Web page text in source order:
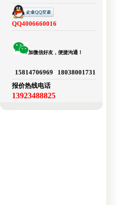
QQ4006660016
加微信好友，便捷沟通！
15814706969 18038001731
报价热线电话
13923488825